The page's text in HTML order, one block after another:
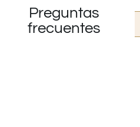
Preguntas
frecuentes